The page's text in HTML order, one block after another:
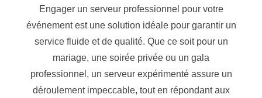
Engager un serveur professionnel pour votre
événement est une solution idéale pour garantir un
service fluide et de qualité. Que ce soit pour un
mariage, une soirée privée ou un gala
professionnel, un serveur expérimenté assure un
déroulement impeccable, tout en répondant aux